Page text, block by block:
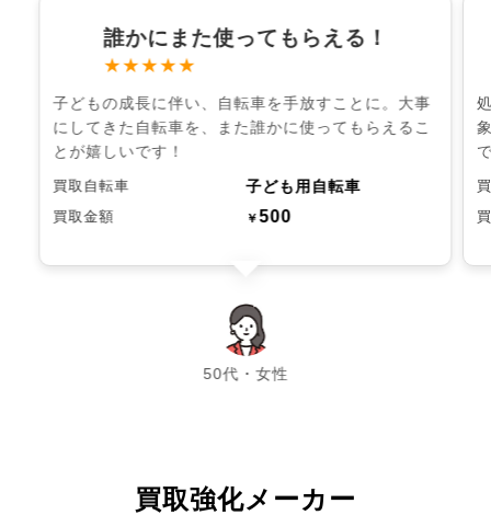
誰かにまた使ってもらえる！
★★★★★
子どもの成長に伴い、自転車を手放すことに。大事
にしてきた自転車を、また誰かに使ってもらえるこ
とが嬉しいです！
買取自転車 子ども用自転車
買取金額 ￥500
50代・女性
chevron_left chevron_right
買取強化メーカー